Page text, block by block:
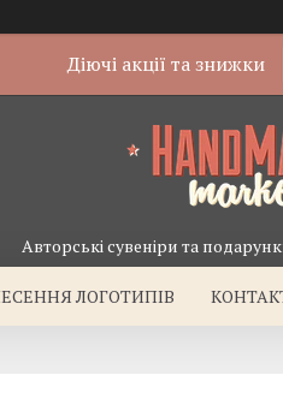
Діючі акції та знижки
Авторські сувеніри та
ЛОГОТИПІВ